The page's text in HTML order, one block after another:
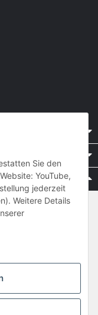
Sie den
YouTube,
jederzeit
Weitere Details